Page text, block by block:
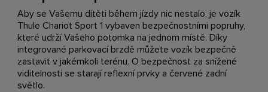
Aby se Vašemu dítěti během jízdy nic nestalo, je vozík
Thule Chariot Sport 1 vybaven bezpečnostními popruhy,
které udrží Vašeho potomka na jednom místě. Díky
integrované parkovací brzdě můžete vozík bezpečně
zastavit v jakémkoli terénu. O bezpečnost za snížené
viditelnosti se starají reflexní prvky a červené zadní
světlo.